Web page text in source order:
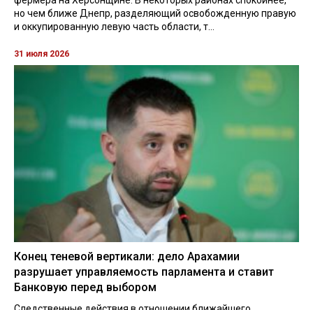
но чем ближе Днепр, разделяющий освобожденную правую
и оккупированную левую часть области, т...
31 июля 2026
Конец теневой вертикали: дело Арахамии
разрушает управляемость парламента и ставит
Банковую перед выбором